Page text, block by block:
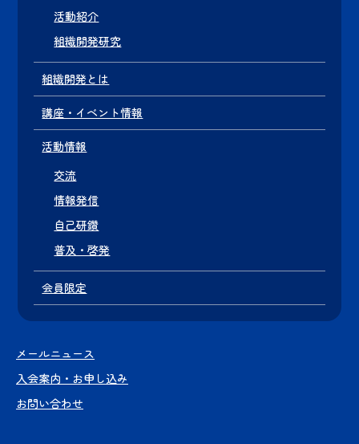
活動紹介
組織開発研究
組織開発とは
講座・イベント情報
活動情報
交流
情報発信
自己研鑽
普及・啓発
会員限定
メールニュース
入会案内・お申し込み
お問い合わせ